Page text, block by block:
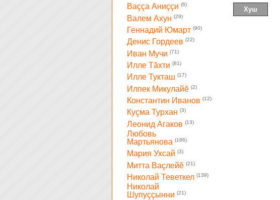
Ваççа Аниççи (6)
Валем Ахун (29)
Геннадий Юмарт (90)
Денис Гордеев (22)
Иван Мучи (71)
Илле Тăхти (81)
Илле Тукташ (17)
Илпек Микулайĕ (2)
Константин Иванов (12)
Куçма Турхан (3)
Леонид Агаков (13)
Любовь
Мартьянова (186)
Мария Ухсай (3)
Митта Ваçлейĕ (21)
Николай Теветкел (139)
Николай
Шупуççынни (21)